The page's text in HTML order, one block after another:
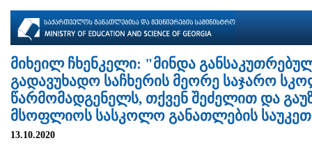
მიხეილ ჩხენკელი: "მინდა
გადავუხადო საჩხერის მეორე საჯარო
წარმომადგენელს, თქვენ შეძელით და
მსოფლიოს სასკოლო განათლების
13.10.2020